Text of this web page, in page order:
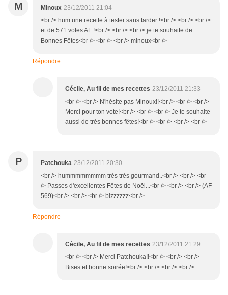
M Minoux 23/12/2011 21:04
<br /> hum une recette à tester sans tarder !<br /> <br /> <br />
et de 571 votes AF !<br /> <br /> <br /> je te souhaite de
Bonnes Fêtes<br /> <br /> <br /> minoux<br />
Répondre
Cécile, Au fil de mes recettes 23/12/2011 21:33
<br /> <br /> N'hésite pas Minoux!!<br /> <br /> <br />
Merci pour ton vote!<br /> <br /> <br /> Je te souhaite
aussi de très bonnes fêtes!<br /> <br /> <br /> <br />
P Patchouka 23/12/2011 20:30
<br /> hummmmmmmm très très gourmand..<br /> <br /> <br
/> Passes d'excellentes Fêtes de Noël...<br /> <br /> <br /> (AF
569)<br /> <br /> <br /> bizzzzzz<br />
Répondre
Cécile, Au fil de mes recettes 23/12/2011 21:29
<br /> <br /> Merci Patchouka!!<br /> <br /> <br />
Bises et bonne soirée!<br /> <br /> <br /> <br />